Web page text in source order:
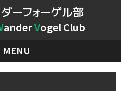
ーフォーゲル部
anderVogel Club
MENU